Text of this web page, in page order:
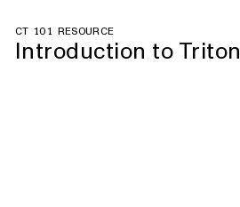
CT 101 RESOURCE
Introduction to Triton